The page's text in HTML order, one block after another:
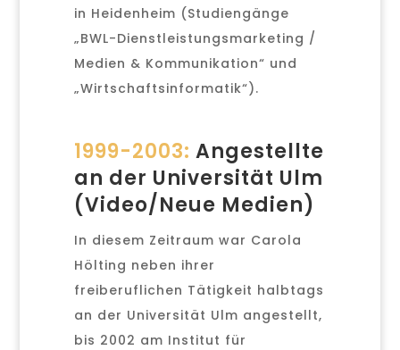
in Heidenheim (Studiengänge
„BWL-Dienstleistungsmarketing /
Medien & Kommunikation“ und
„Wirtschaftsinformatik“).
1999-2003: Angestellte
an der Universität Ulm
(Video/Neue Medien)
In diesem Zeitraum war Carola
Hölting neben ihrer
freiberuflichen Tätigkeit halbtags
an der Universität Ulm angestellt,
bis 2002 am Institut für